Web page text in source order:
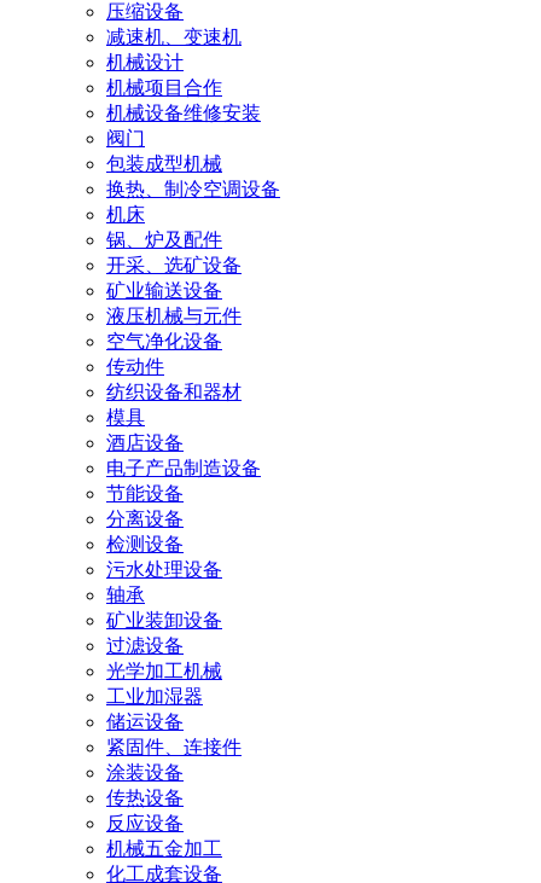
压缩设备
减速机、变速机
机械设计
机械项目合作
机械设备维修安装
阀门
包装成型机械
换热、制冷空调设备
机床
锅、炉及配件
开采、选矿设备
矿业输送设备
液压机械与元件
空气净化设备
传动件
纺织设备和器材
模具
酒店设备
电子产品制造设备
节能设备
分离设备
检测设备
污水处理设备
轴承
矿业装卸设备
过滤设备
光学加工机械
工业加湿器
储运设备
紧固件、连接件
涂装设备
传热设备
反应设备
机械五金加工
化工成套设备